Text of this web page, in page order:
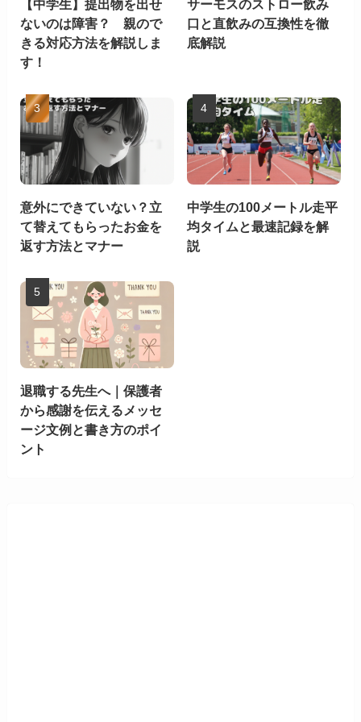
【中学生】提出物を出せ
ないのは障害？ 親ので
きる対応方法を解説しま
す！
サーモスのストロー飲み
口と直飲みの互換性を徹
底解説
意外にできていない？立
て替えてもらったお金を
返す方法とマナー
中学生の100メートル走平
均タイムと最速記録を解
説
退職する先生へ｜保護者
から感謝を伝えるメッセ
ージ文例と書き方のポイ
ント